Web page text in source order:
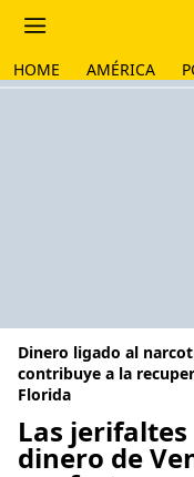
HOME AMÉRICA
Dinero ligado al
contribuye a la
Florida
Las
dinero de